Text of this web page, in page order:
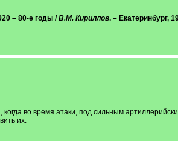
– 80-е годы /В.М. Кириллов. – Екатеринбург,
во время атаки, под сильным
их.